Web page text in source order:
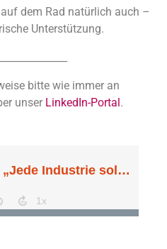
dem Rad natürlich auch –
Unterstützung.
bitte wie immer an
unser LinkedIn-Portal.